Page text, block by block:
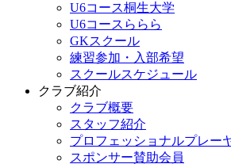
U6コース桐生大学
U6コースららら
GKスクール
練習参加・入部希望
スクールスケジュール
クラブ紹介
クラブ概要
スタッフ紹介
プロフェッショナルプレー
スポンサー賛助会員